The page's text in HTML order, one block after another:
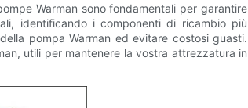
Warman sono fondamentali per garantire
identificando i componenti di ricambio più
pompa Warman ed evitare costosi guasti.
utili per mantenere la vostra attrezzatura in